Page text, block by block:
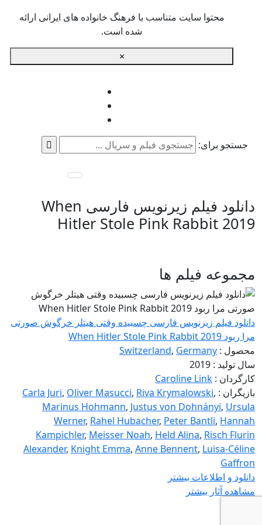
محتوا سایت متناسب با فرهنگ خانواده های ایرانی ارائه
شده است.
×
جستجو برای:
دانلود فیلم زیرنویس فارسی When
Hitler Stole Pink Rabbit 2019
مجموعه فیلم ها
دانلود فیلم زیرنویس فارسی چسبیده وقتی هیتلر خرگوش صورتی
مرا ربود When Hitler Stole Pink Rabbit 2019
محصول :
Switzerland, Germany
سال تولید : 2019
کارگردان : Caroline Link
بازیگران :
Carla Juri, Oliver Masucci, Riva Krymalowski,
Marinus Hohmann, Justus von Dohnányi, Ursula
Werner, Rahel Hubacher, Peter Bantli, Hannah
Kampichler, Meisser Noah, Held Alina, Risch Flurin
Alexander, Knight Emma, Anne Bennent, Luisa-Céline
Gaffron
دانلود و اطلاعات بیشتر
مشاهده آثار بیشتر